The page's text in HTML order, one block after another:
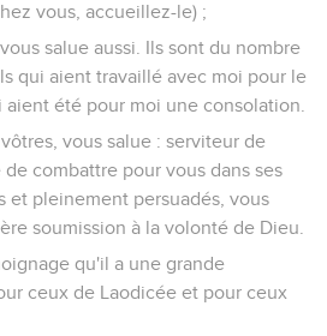
vous, accueillez-le) ;
salue aussi. Ils sont du nombre
qui aient travaillé avec moi pour le
été pour moi une consolation.
vous salue : serviteur de
combattre pour vous dans ses
et pleinement persuadés, vous
soumission à la volonté de Dieu.
qu'il a une grande
ceux de Laodicée et pour ceux